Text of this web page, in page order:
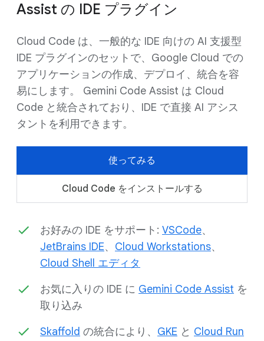
Assist の IDE プラグイン
Cloud Code は、一般的な IDE 向けの AI 支援型
IDE プラグインのセットで、Google Cloud での
アプリケーションの作成、デプロイ、統合を容
易にします。 Gemini Code Assist は Cloud
Code と統合されており、IDE で直接 AI アシス
タントを利用できます。
使ってみる
Cloud Code をインストールする
お好みの IDE をサポート: VSCode、
JetBrains IDE、 Cloud Workstations、
Cloud Shell エディタ
お気に入りの IDE に Gemini Code Assist を
取り込み
Skaffold の統合により、 GKE と Cloud Run